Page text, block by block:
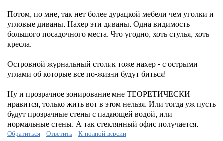
Потом, по мне, так нет более дурацкой мебели чем уголки и
угловые диваны. Нахер эти диваны. Одна видимость
большого посадочного места. Что угодно, хоть стулья, хоть
кресла.
Островной журнальный столик тоже нахер - с острыми
углами об которые все по-жизни будут биться!
Ну и прозрачное зонирование мне ТЕОРЕТИЧЕСКИ
нравится, только жить вот в этом нельзя. Или тогда уж пусть
будут прозрачные стены с падающей водой, или
нормальные стены. А так стеклянный офис получается.
Обратиться - Ответить - К полной версии